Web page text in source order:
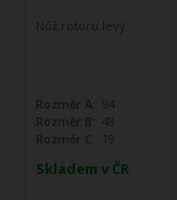
Skladem v ČR
Nůž rotoru levý
Rozměr A:
94
Rozměr B:
48
Rozměr C:
19